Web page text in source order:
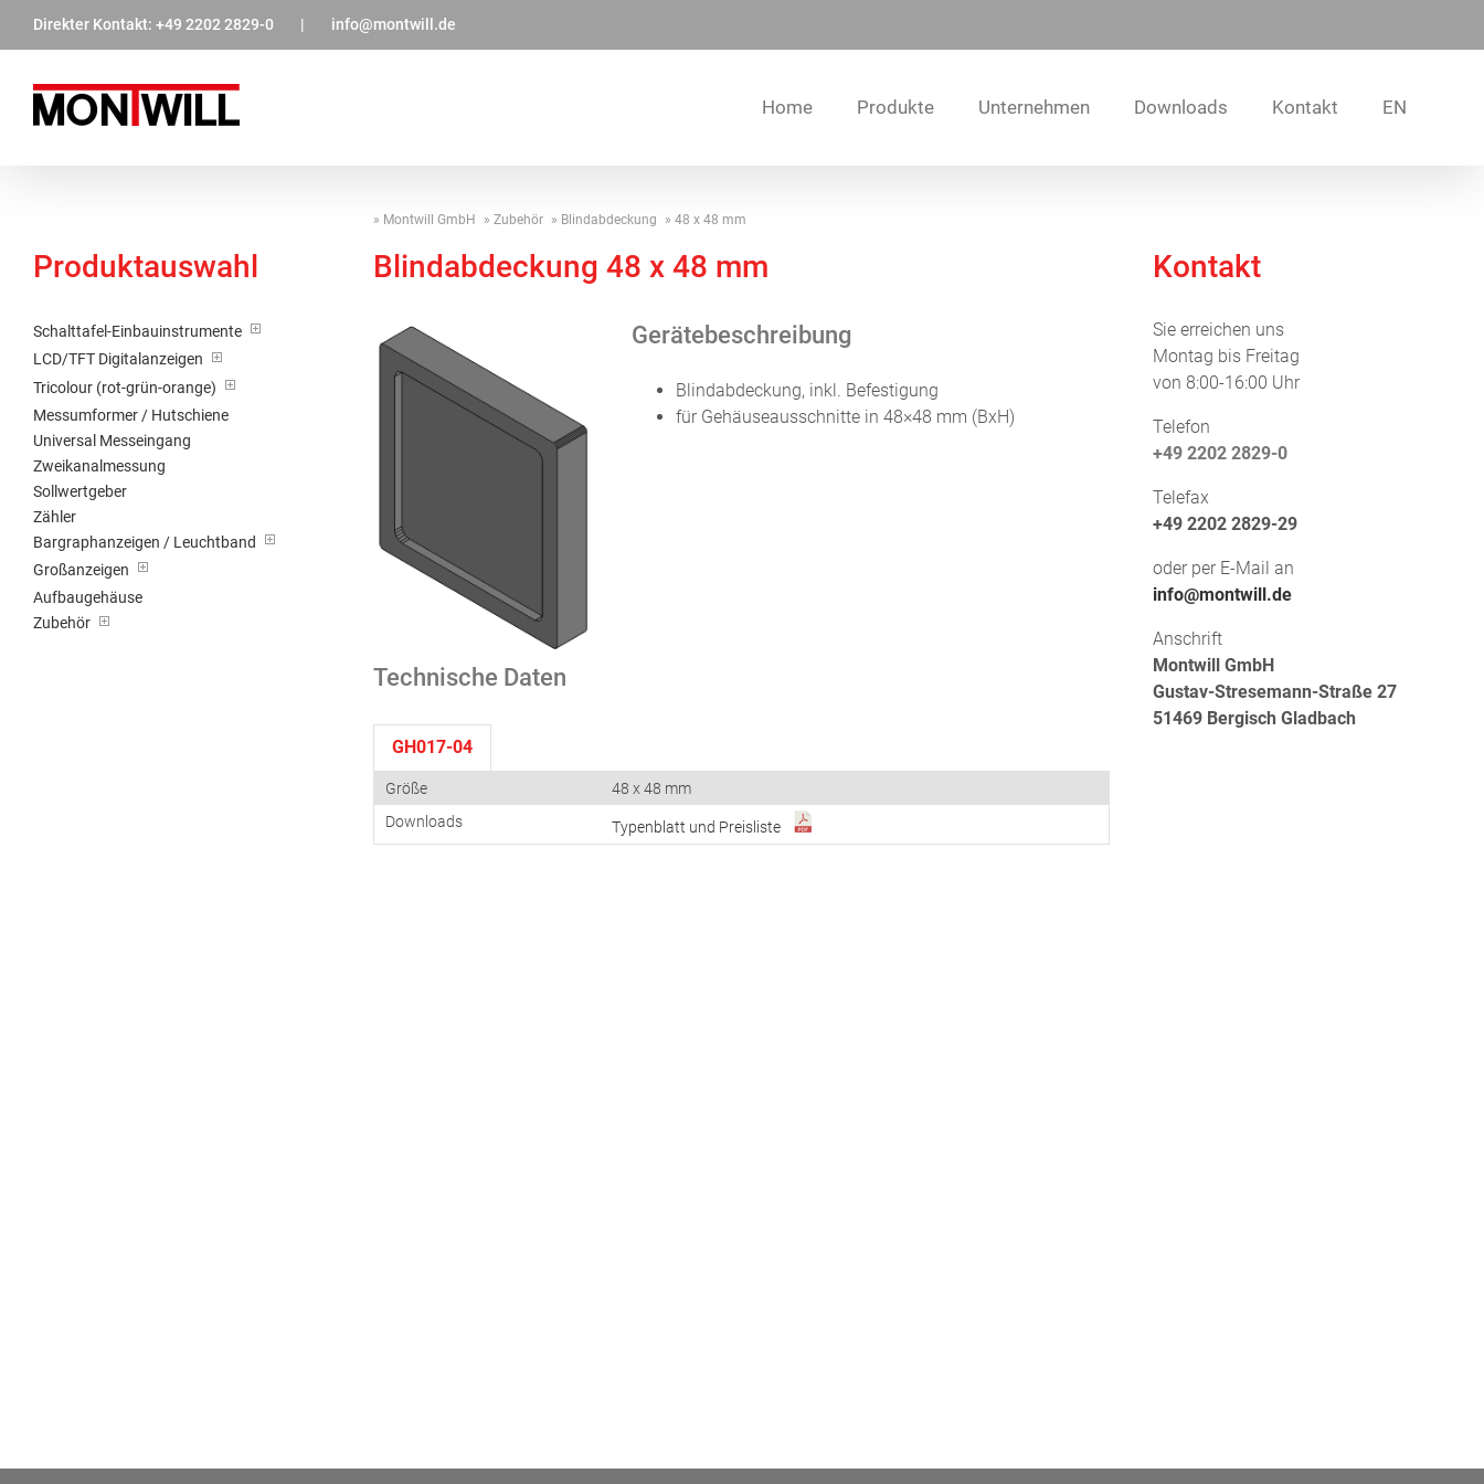
Direkter Kontakt: +49 2202 2829-0 | info@montwill.de
Home Produkte Unternehmen Downloads Kontakt EN
Montwill GmbH Zubehör Blindabdeckung 48 x 48 mm
Blindabdeckung 48 x 48 mm
Gerätebeschreibung
Blindabdeckung, inkl. Befestigung
für Gehäuseausschnitte in 48×48 mm (BxH)
Technische Daten
GH017-04
Größe
48 x 48 mm
Downloads
Typenblatt und Preisliste
Produktauswahl
Schalttafel-Einbauinstrumente
LCD/TFT Digitalanzeigen
Tricolour (rot-grün-orange)
Messumformer / Hutschiene
Universal Messeingang
Zweikanalmessung
Sollwertgeber
Zähler
Bargraphanzeigen / Leuchtband
Großanzeigen
Aufbaugehäuse
Zubehör
Kontakt
Sie erreichen uns
Montag bis Freitag
von 8:00-16:00 Uhr
Telefon
+49 2202 2829-0
Telefax
+49 2202 2829-29
oder per E-Mail an
info@montwill.de
Anschrift
Montwill GmbH
Gustav-Stresemann-Straße 27
51469 Bergisch Gladbach